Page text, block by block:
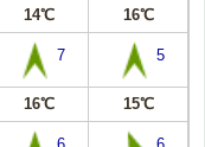
14℃ 16℃
7 5
16℃ 15℃